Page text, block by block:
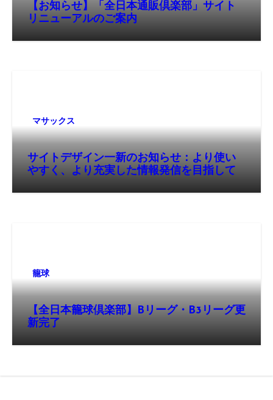
【お知らせ】「全日本通販倶楽部」サイト
リニューアルのご案内
マサックス
サイトデザイン一新のお知らせ：より使い
やすく、より充実した情報発信を目指して
籠球
【全日本籠球倶楽部】Bリーグ・B3リーグ更
新完了